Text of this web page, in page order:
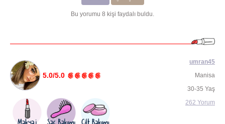
Bu yorumu 8 kişi faydalı buldu.
5.0/5.0
umran45
Manisa
30-35 Yaş
262 Yorum